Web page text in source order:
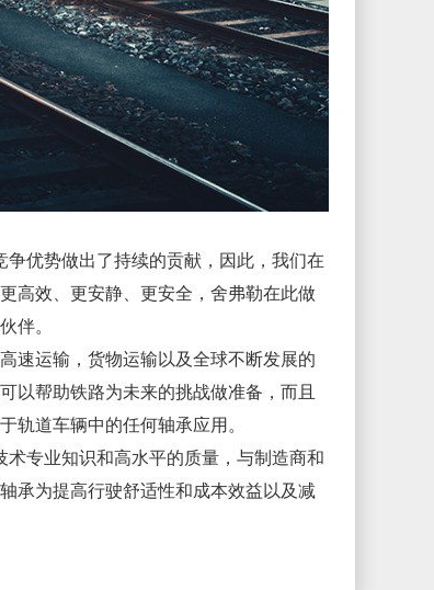
优势做出了持续的贡献，因此，我们在
高效、更安静、更安全，舍弗勒在此做
伴。
速运输，货物运输以及全球不断发展的
以帮助铁路为未来的挑战做准备，而且
轨道车辆中的任何轴承应用。
专业知识和高水平的质量，与制造商和
承为提高行驶舒适性和成本效益以及减